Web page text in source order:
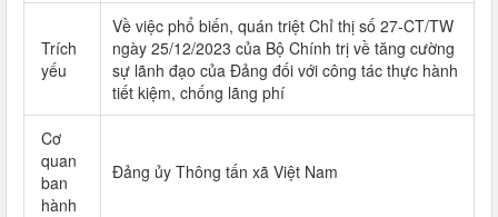
Trích
yếu
Về việc phổ biến, quán triệt Chỉ thị số 27-CT/TW
ngày 25/12/2023 của Bộ Chính trị về tăng cường
sự lãnh đạo của Đảng đối với công tác thực hành
tiết kiệm, chống lãng phí
Cơ
quan
ban
hành
Đảng ủy Thông tấn xã Việt Nam